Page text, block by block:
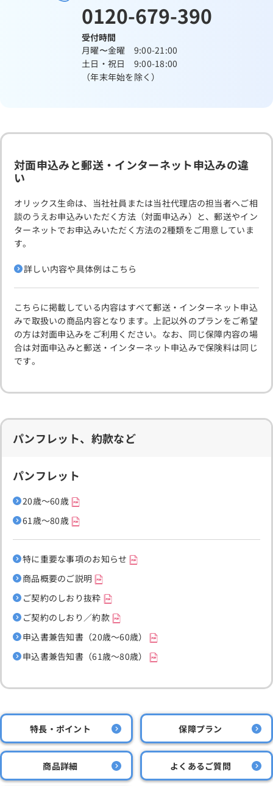
0120-679-390
受付時間
月曜〜金曜 9:00-21:00
土日・祝日 9:00-18:00
（年末年始を除く）
対面申込みと郵送・インターネット申込みの違
い
オリックス生命は、当社社員または当社代理店の担当者へご相
談のうえお申込みいただく方法（対面申込み）と、郵送やイン
ターネットでお申込みいただく方法の2種類をご用意していま
す。
詳しい内容や具体例はこちら
こちらに掲載している内容はすべて郵送・インターネット申込
みで取扱いの商品内容となります。上記以外のプランをご希望
の方は対面申込みをご利用ください。なお、同じ保障内容の場
合は対面申込みと郵送・インターネット申込みで保険料は同じ
です。
パンフレット、約款など
パンフレット
20歳～60歳
61歳～80歳
特に重要な事項のお知らせ
商品概要のご説明
ご契約のしおり抜粋
ご契約のしおり／約款
申込書兼告知書（20歳～60歳）
申込書兼告知書（61歳～80歳）
特長・ポイント 保障プラン
商品詳細 よくあるご質問